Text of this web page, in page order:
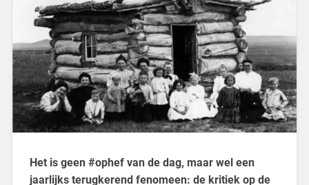
Het is geen #ophef van de dag, maar wel een
jaarlijks terugkerend fenomeen: de kritiek op de